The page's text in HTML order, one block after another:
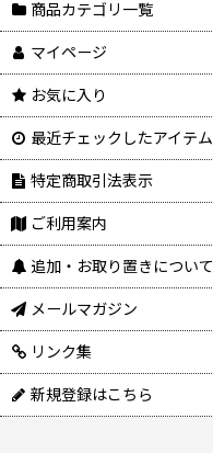
商品カテゴリ一覧
マイページ
お気に入り
最近チェックしたアイテム
特定商取引法表示
ご利用案内
追加・お取り置きについて
メールマガジン
リンク集
新規登録はこちら